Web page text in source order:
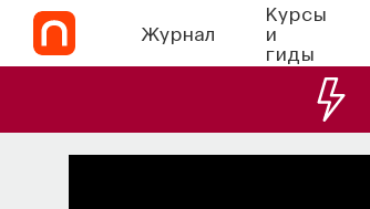
Журнал
Курсы
и
гиды